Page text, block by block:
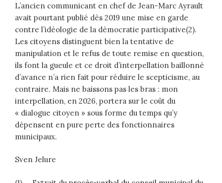
L’ancien communicant en chef de Jean-Marc Ayrault
avait pourtant publié dès 2019 une mise en garde
contre l’idéologie de la démocratie participative(2).
Les citoyens distinguent bien la tentative de
manipulation et le refus de toute remise en question,
ils font la gueule et ce droit d’interpellation baillonné
d’avance n’a rien fait pour réduire le scepticisme, au
contraire. Mais ne baissons pas les bras : mon
interpellation, en 2026, portera sur le coût du
« dialogue citoyen » sous forme du temps qu’y
dépensent en pure perte des fonctionnaires
municipaux.
Sven Jelure